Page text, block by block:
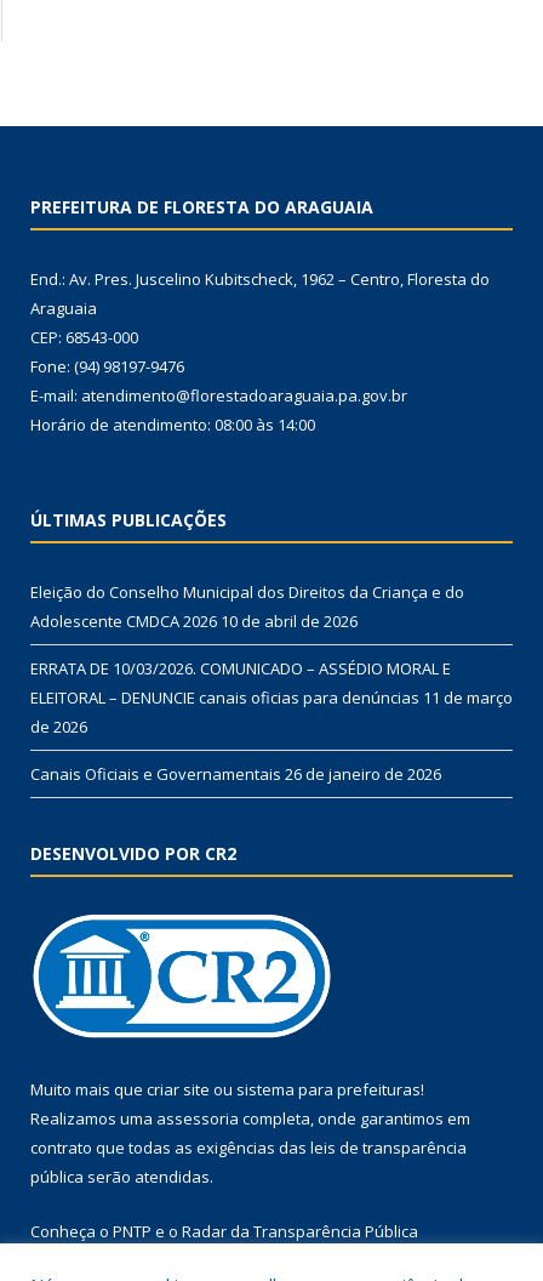
PREFEITURA DE FLORESTA DO ARAGUAIA
End.: Av. Pres. Juscelino Kubitscheck, 1962 – Centro, Floresta do
Araguaia
CEP: 68543-000
Fone: (94) 98197-9476
E-mail: atendimento@florestadoaraguaia.pa.gov.br
Horário de atendimento: 08:00 às 14:00
ÚLTIMAS PUBLICAÇÕES
Eleição do Conselho Municipal dos Direitos da Criança e do
Adolescente CMDCA 2026 10 de abril de 2026
ERRATA DE 10/03/2026. COMUNICADO – ASSÉDIO MORAL E
ELEITORAL – DENUNCIE canais oficias para denúncias 11 de março
de 2026
Canais Oficiais e Governamentais 26 de janeiro de 2026
DESENVOLVIDO POR CR2
Muito mais que criar site ou sistema para prefeituras!
Realizamos uma assessoria completa, onde garantimos em
contrato que todas as exigências das leis de transparência
pública serão atendidas.
Conheça o PNTP e o Radar da Transparência Pública